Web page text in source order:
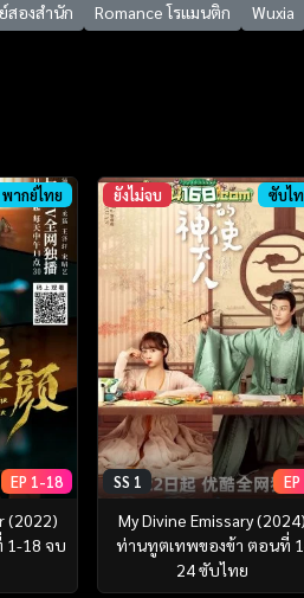
สองสำนัก Romance โรแมนติก Wuxia
พากย์ไทย
EP 1-18
(2022)
1-18 จบ
ยังไม่จบ ซับไ
SS 1 EP
My Divine Emissary (2024)
ท่านทูตเทพของข้า ตอนที่
24 ซับไทย